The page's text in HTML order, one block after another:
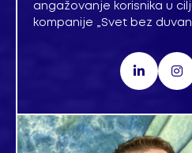
angažovanje korisnika u
kompanije „Svet bez